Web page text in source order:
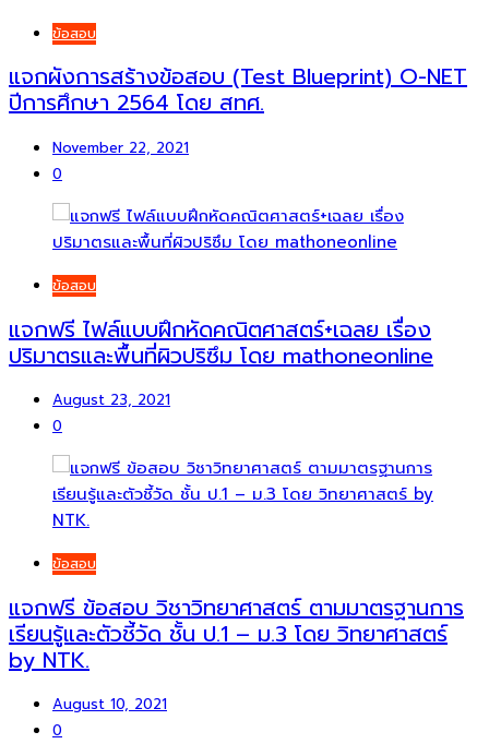
ข้อสอบ
แจกผังการสร้างข้อสอบ (Test Blueprint) O-NET
ปีการศึกษา 2564 โดย สทศ.
November 22, 2021
0
ข้อสอบ
แจกฟรี ไฟล์แบบฝึกหัดคณิตศาสตร์+เฉลย เรื่อง
ปริมาตรและพื้นที่ผิวปริซึม โดย mathoneonline
August 23, 2021
0
ข้อสอบ
แจกฟรี ข้อสอบ วิชาวิทยาศาสตร์ ตามมาตรฐานการ
เรียนรู้และตัวชี้วัด ชั้น ป.1 – ม.3 โดย วิทยาศาสตร์
by NTK.
August 10, 2021
0